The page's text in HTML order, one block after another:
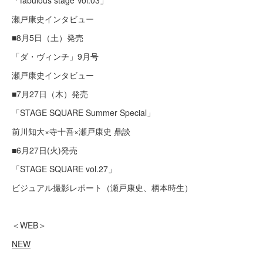
瀬戸康史インタビュー
■8月5日（土）発売
「ダ・ヴィンチ」9月号
瀬戸康史インタビュー
■7月27日（木）発売
「STAGE SQUARE Summer Special」
前川知大×寺十吾×瀬戸康史 鼎談
■6月27日(火)発売
「STAGE SQUARE vol.27」
ビジュアル撮影レポート（瀬戸康史、柄本時生）
＜WEB＞
NEW